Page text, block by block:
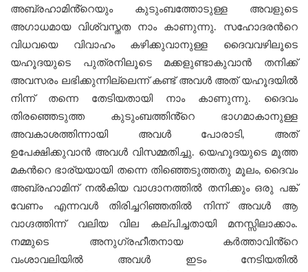
അബ്രഹാമിൻ്റെയും കുടുംബത്തോടുള്ള അവളുടെ
അഗാധമായ വിശ്വസ്തത നാം കാണുന്നു. സഹോദരൻറെ
വിധവയെ വിവാഹം കഴിക്കുവാനുള്ള ദൈവവഴിലൂടെ
യഹൂദയുടെ പുത്രനിലൂടെ മക്കളുണ്ടാകുവാന്‍ തനിക്ക്
അവസരം ലഭിക്കുന്നില്ലെന്ന് കണ്ട് അവൾ അത് യഹൂദയിൽ
നിന്ന് തന്നെ തേടിയതായി നാം കാണുന്നു. ദൈവം
തിരഞ്ഞെടുത്ത കുടുംബത്തിൻ്റെ ഭാഗമാകാനുള്ള
അവകാശത്തിന്നായി അവൾ പോരാടി, അത്
ഉപേക്ഷിക്കുവാൻ അവൾ വിസമ്മതിച്ചു. യെഹൂദയുടെ മൂത്ത
മകന്‍റെ ഭാര്യയായി തന്നെ തിഞ്ഞെടുത്തതു മൂലം, ദൈവം
അബ്രഹാമിന് നൽകിയ വാഗ്ദാനത്തില്‍ തനിക്കും ഒരു പങ്ക്
വേണം എന്നവള്‍ തിരിച്ചറിഞ്ഞതില്‍ നിന്ന് അവൾ ആ
വാഗ്ദത്തിന്ന് വലിയ വില കല്പിച്ചതായി മനസ്സിലാക്കാം.
നമ്മുടെ അനുഗ്രഹീതനായ കർത്താവിൻ്റെ
വംശാവലിയിൽ അവൾ ഇടം നേടിയതിൽ